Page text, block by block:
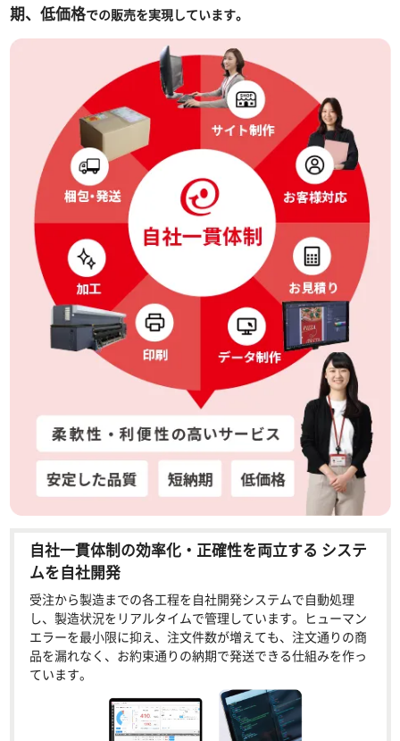
期、低価格での販売を実現しています。
自社一貫体制の効率化・正確性を両立する システ
ムを自社開発
受注から製造までの各工程を自社開発システムで自動処理
し、製造状況をリアルタイムで管理しています。ヒューマン
エラーを最小限に抑え、注文件数が増えても、注文通りの商
品を漏れなく、お約束通りの納期で発送できる仕組みを作っ
ています。